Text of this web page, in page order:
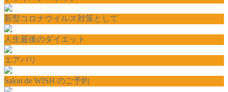
新型コロナウイルス対策として
人生最後のダイエット
エアバリ
Salon de WISH のご予約